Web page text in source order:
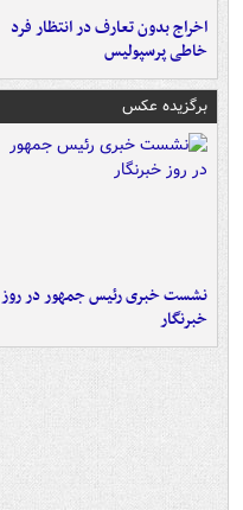
اخراج بدون تعارف در انتظار فرد
خاطی پرسپولیس
برگزیده عکس
نشست خبری رئیس جمهور در روز
خبرنگار